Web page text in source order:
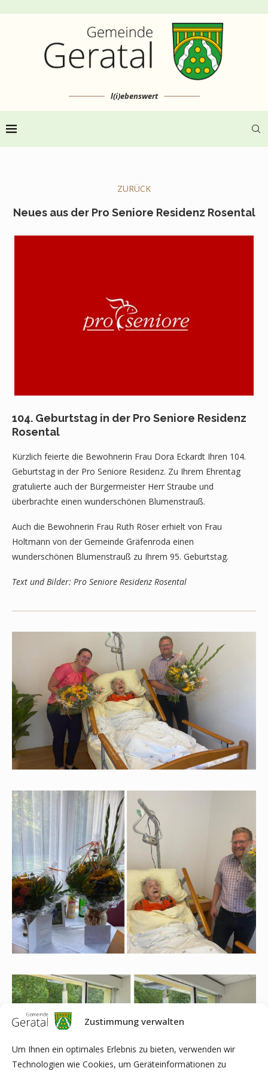
Zustimmung verwalten
Um Ihnen ein optimales Erlebnis zu bieten, verwenden wir
Technologien wie Cookies, um Geräteinformationen zu
l(i)ebenswert
ZURÜCK
Neues aus der Pro Seniore Residenz Rosental
104. Geburtstag in der Pro Seniore Residenz
Rosental
Kürzlich feierte die Bewohnerin Frau Dora Eckardt Ihren 104.
Geburtstag in der Pro Seniore Residenz. Zu Ihrem Ehrentag
gratulierte auch der Bürgermeister Herr Straube und
überbrachte einen wunderschönen Blumenstrauß.
Auch die Bewohnerin Frau Ruth Röser erhielt von Frau
Holtmann von der Gemeinde Gräfenroda einen
wunderschönen Blumenstrauß zu Ihrem 95. Geburtstag.
Text und Bilder: Pro Seniore Residenz Rosental